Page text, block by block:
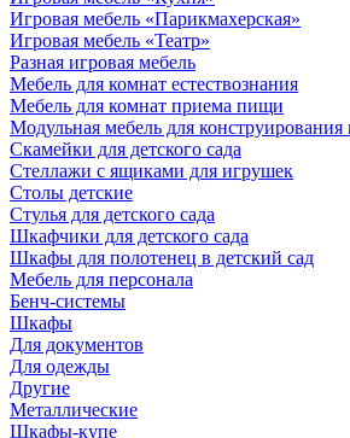
Игровая мебель «Парикмахерская»
Игровая мебель «Театр»
Разная игровая мебель
Мебель для комнат естествознания
Мебель для комнат приема пищи
Модульная мебель для конструирования
Скамейки для детского сада
Стеллажи с ящиками для игрушек
Столы детские
Стулья для детского сада
Шкафчики для детского сада
Шкафы для полотенец в детский сад
Мебель для персонала
Бенч-системы
Шкафы
Для документов
Для одежды
Другие
Металлические
Шкафы-купе